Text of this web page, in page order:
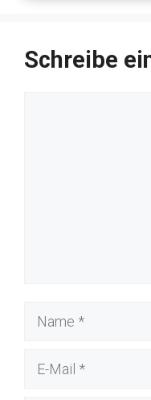
Schreibe
Name